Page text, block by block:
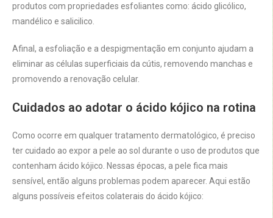
produtos com propriedades esfoliantes como: ácido glicólico,
mandélico e salicilico.
Afinal, a esfoliação e a despigmentação em conjunto ajudam a
eliminar as células superficiais da cútis, removendo manchas e
promovendo a renovação celular.
Cuidados ao adotar o ácido kójico na rotina
Como ocorre em qualquer tratamento dermatológico, é preciso
ter cuidado ao expor a pele ao sol durante o uso de produtos que
contenham ácido kójico. Nessas épocas, a pele fica mais
sensível, então alguns problemas podem aparecer. Aqui estão
alguns possíveis efeitos colaterais do ácido kójico: